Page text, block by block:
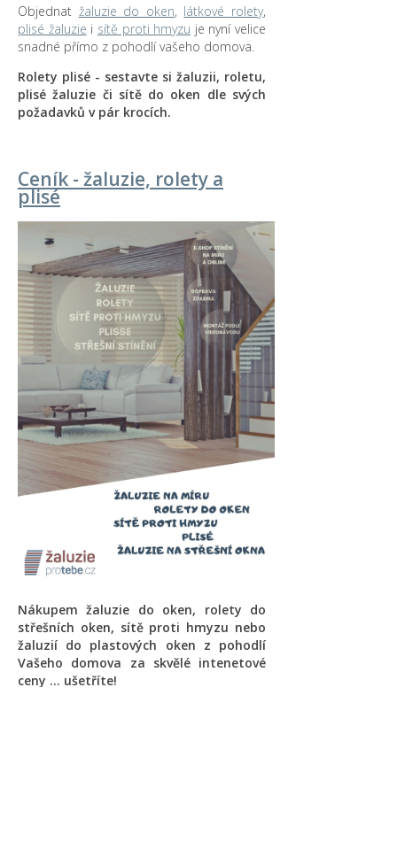
Objednat žaluzie do oken, látkové rolety,
plisé žaluzie i sítě proti hmyzu je nyní velice
snadné přímo z pohodlí vašeho domova.
Rolety plisé - sestavte si žaluzii, roletu,
plisé žaluzie či sítě do oken dle svých
požadavků v pár krocích.
Ceník - žaluzie, rolety a
plisé
Nákupem žaluzie do oken, rolety do
střešních oken, sítě proti hmyzu nebo
žaluzií do plastových oken z pohodlí
Vašeho domova za skvělé intenetové
ceny ... ušetříte!